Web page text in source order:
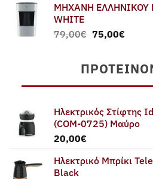
ΜΗΧΑΝΗ ΕΛΛΗΝΙΚΟΥ
WHITE
79,00€ Original
79,00€.
75,00€Η
είναι:
Ηλεκτρικός Στίφτης
(COM-0725) Μαύρο
20,00€
Ηλεκτρικό Μπρίκι
Black